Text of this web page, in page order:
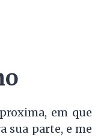
em que
sua parte, e me